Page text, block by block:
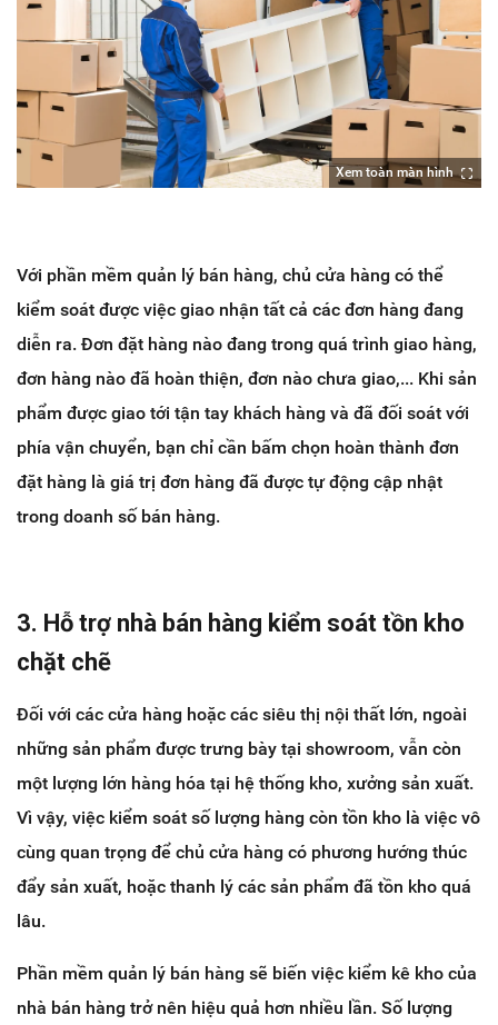
Xem toàn màn hình
Với phần mềm quản lý bán hàng, chủ cửa hàng có thể
kiểm soát được việc giao nhận tất cả các đơn hàng đang
diễn ra. Đơn đặt hàng nào đang trong quá trình giao hàng,
đơn hàng nào đã hoàn thiện, đơn nào chưa giao,... Khi sản
phẩm được giao tới tận tay khách hàng và đã đối soát với
phía vận chuyển, bạn chỉ cần bấm chọn hoàn thành đơn
đặt hàng là giá trị đơn hàng đã được tự động cập nhật
trong doanh số bán hàng.
3. Hỗ trợ nhà bán hàng kiểm soát tồn kho
chặt chẽ
Đối với các cửa hàng hoặc các siêu thị nội thất lớn, ngoài
những sản phẩm được trưng bày tại showroom, vẫn còn
một lượng lớn hàng hóa tại hệ thống kho, xưởng sản xuất.
Vì vậy, việc kiểm soát số lượng hàng còn tồn kho là việc vô
cùng quan trọng để chủ cửa hàng có phương hướng thúc
đẩy sản xuất, hoặc thanh lý các sản phẩm đã tồn kho quá
lâu.
Phần mềm quản lý bán hàng sẽ biến việc kiểm kê kho của
nhà bán hàng trở nên hiệu quả hơn nhiều lần. Số lượng